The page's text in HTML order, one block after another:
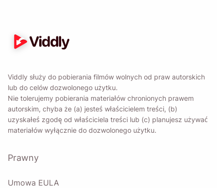
Viddly służy do pobierania filmów wolnych od praw autorskich
lub do celów dozwolonego użytku.
Nie tolerujemy pobierania materiałów chronionych prawem
autorskim, chyba że (a) jesteś właścicielem treści, (b)
uzyskałeś zgodę od właściciela treści lub (c) planujesz używać
materiałów wyłącznie do dozwolonego użytku.
Prawny
Umowa EULA